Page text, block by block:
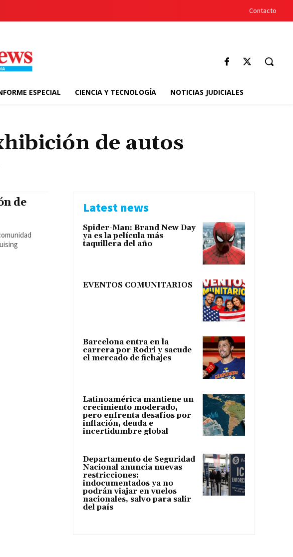
Contacto
ESPECIAL CIENCIA Y TECNOLOGÍA NOTICIAS JUDICIALES
de autos
de
Latest news
Spider-Man: Brand New Day
ya es la película más
taquillera del año
EVENTOS COMUNITARIOS
Barcelona entra en la
carrera por Rodri y sacude
el mercado de fichajes
Latinoamérica mantiene un
crecimiento moderado,
pero enfrenta desafíos por
inflación, deuda e
incertidumbre global
Departamento de Seguridad
Nacional anuncia nuevas
restricciones:
indocumentados ya no
podrán viajar en vuelos
nacionales, salvo para salir
del país